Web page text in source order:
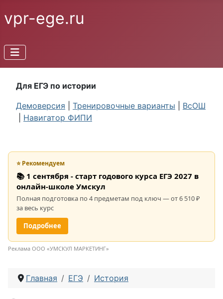
vpr-ege.ru
Для ЕГЭ по истории
Демоверсия
Тренировочные варианты
ВсОШ
Навигатор ФИПИ
⭐ Рекомендуем
📚 1 сентября - старт годового курса ЕГЭ 2027 в
онлайн-школе Умскул
Полная подготовка по 4 предметам под ключ — от 6 510 ₽
за весь курс
Подробнее
Реклама ООО «УМСКУЛ МАРКЕТИНГ»
Главная ЕГЭ История